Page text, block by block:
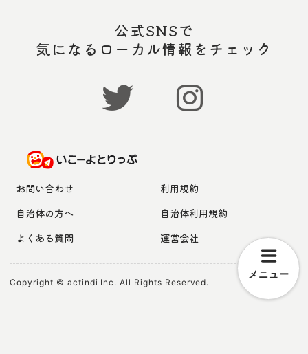
メニュー
公式SNSで
気になるローカル情報をチェック
お問い合わせ
利用規約
自治体の方へ
自治体利用規約
よくある質問
運営会社
Copyright © actindi Inc. All Rights Reserved.